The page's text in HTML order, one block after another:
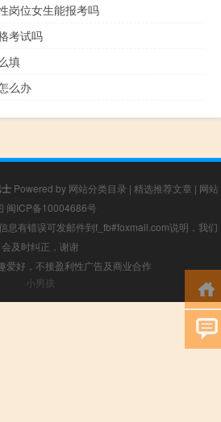
岗位女生能报考吗
考试吗
填
么办
Powered by 网站分类目录 | 精选推荐文章 | 网站
闽ICP备10004686号
息有错误可发邮件到f_fb#foxmail.com说明，我们
会及时纠正，谢谢
爱好，不接盈利性广告及商业合作
小男孩